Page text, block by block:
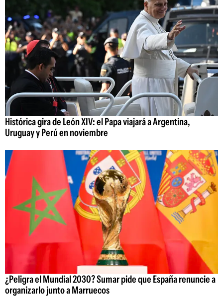
Histórica gira de León XIV: el Papa viajará a Argentina,
Uruguay y Perú en noviembre
¿Peligra el Mundial 2030? Sumar pide que España renuncie a
organizarlo junto a Marruecos